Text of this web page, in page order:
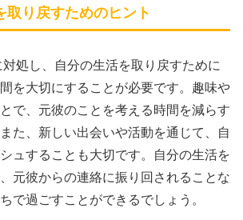
取り戻すためのヒント
処し、自分の生活を取り戻すために
を大切にすることが必要です。趣味や
で、元彼のことを考える時間を減らす
た、新しい出会いや活動を通じて、自
ュすることも大切です。自分の生活を
元彼からの連絡に振り回されることな
で過ごすことができるでしょう。